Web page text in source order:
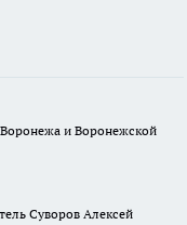
и Воронежской
Суворов Алексей